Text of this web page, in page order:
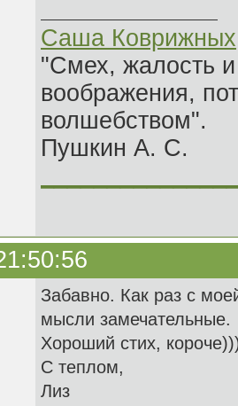
Саша Коврижных
"Смех, жалость
воображения,
волшебством".
Пушкин А. С.
Забавно. Как раз с
мысли замечательные.
Хороший стих,
С теплом,
Лиз